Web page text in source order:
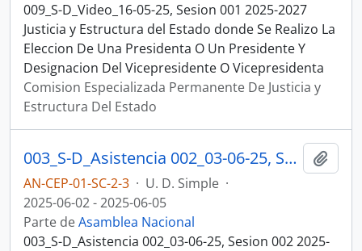
009_S-D_Video_16-05-25, Sesion 001 2025-2027
Justicia y Estructura del Estado donde Se Realizo La
Eleccion De Una Presidenta O Un Presidente Y
Designacion Del Vicepresidente O Vicepresidenta
Comision Especializada Permanente De Justicia y
Estructura Del Estado
003_S-D_Asistencia 002_03-06-25, Sesion 002 Justicia y Estructura del Estado
AN-CEP-01-SC-2-3 · U. D. Simple ·
2025-06-02 - 2025-06-05
Parte deAsamblea Nacional
003_S-D_Asistencia 002_03-06-25, Sesion 002 2025-